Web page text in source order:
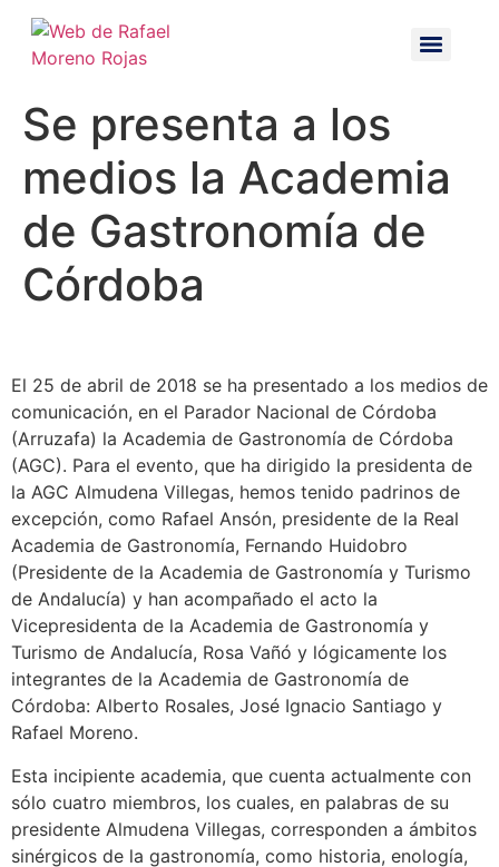
Se presenta a los
medios la Academia
de Gastronomía de
Córdoba
El 25 de abril de 2018 se ha presentado a los medios de
comunicación, en el Parador Nacional de Córdoba
(Arruzafa) la Academia de Gastronomía de Córdoba
(AGC). Para el evento, que ha dirigido la presidenta de
la AGC Almudena Villegas, hemos tenido padrinos de
excepción, como Rafael Ansón, presidente de la Real
Academia de Gastronomía, Fernando Huidobro
(Presidente de la Academia de Gastronomía y Turismo
de Andalucía) y han acompañado el acto la
Vicepresidenta de la Academia de Gastronomía y
Turismo de Andalucía, Rosa Vañó y lógicamente los
integrantes de la Academia de Gastronomía de
Córdoba: Alberto Rosales, José Ignacio Santiago y
Rafael Moreno.
Esta incipiente academia, que cuenta actualmente con
sólo cuatro miembros, los cuales, en palabras de su
presidente Almudena Villegas, corresponden a ámbitos
sinérgicos de la gastronomía, como historia, enología,